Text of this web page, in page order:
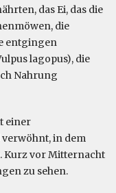
das Ei, das die
die
entgingen
lagopus), die
Nahrung
einer
in dem
Kurz vor Mitternacht
zu sehen.